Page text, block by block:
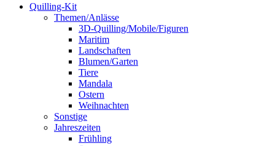
Quilling-Kit
Themen/Anlässe
3D-Quilling/Mobile/Figuren
Maritim
Landschaften
Blumen/Garten
Tiere
Mandala
Ostern
Weihnachten
Sonstige
Jahreszeiten
Frühling